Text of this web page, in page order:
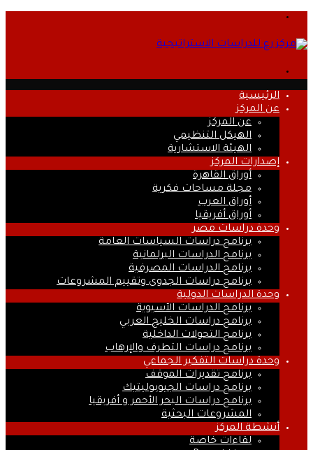
الرئيسية
عن المركز
عن المركز
الهيكل التنظيمي
الهيئة الاستشارية
إصدارات المركز
أوراق القاهرة
مجلة مساحات فكرية
أوراق العرب
أوراق أفريقيا
وحدة دراسات مصر
برنامج دراسات السياسات العامة
برنامج الدراسات البرلمانية
برنامج الدراسات المصرفية
برنامج دراسات الجدوى وتقييم المشروعات
وحدة الدراسات الدولية
برنامج الدراسات الآسيوية
برنامج دراسات الخليج العربي
برنامج التحولات الداخلية
برنامج دراسات التطرف والإرهاب
وحدة دراسات التفكير الجماعي
برنامج تقديرات الموقف
برنامج دراسات الجيوبوليتيك
برنامج دراسات البحر الأحمر و أفريقيا
المشروعات البحثية
أنشطة المركز
لقاءات خاصة